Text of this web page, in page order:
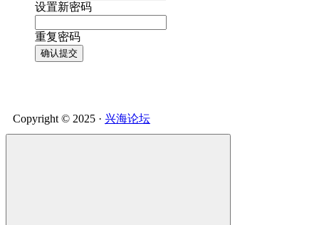
设置新密码
重复密码
确认提交
Copyright © 2025 · 兴海论坛